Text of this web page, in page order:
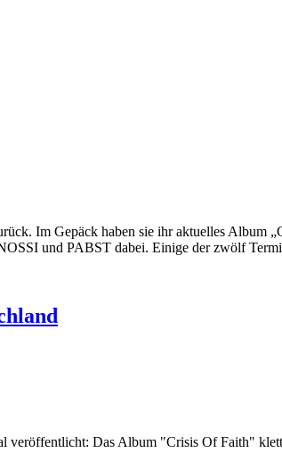
Im Gepäck haben sie ihr aktuelles Album
und PABST dabei. Einige der zwölf
Das Album "Crisis Of Faith"